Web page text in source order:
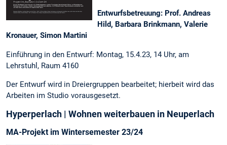
Entwurfsbetreuung: Prof. Andreas
Hild, Barbara Brinkmann, Valerie
Kronauer, Simon Martini
Einführung in den Entwurf: Montag, 15.4.23, 14 Uhr, am
Lehrstuhl, Raum 4160
Der Entwurf wird in Dreiergruppen bearbeitet; hierbeit wird das
Arbeiten im Studio vorausgesetzt.
Hyperperlach | Wohnen weiterbauen in Neuperlach
MA-Projekt im Wintersemester 23/24